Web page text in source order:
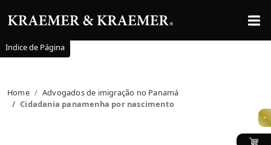
>
Home
Advogados de imigração no Panamá
Cidadania panamenha por nascimento
Indice de Página